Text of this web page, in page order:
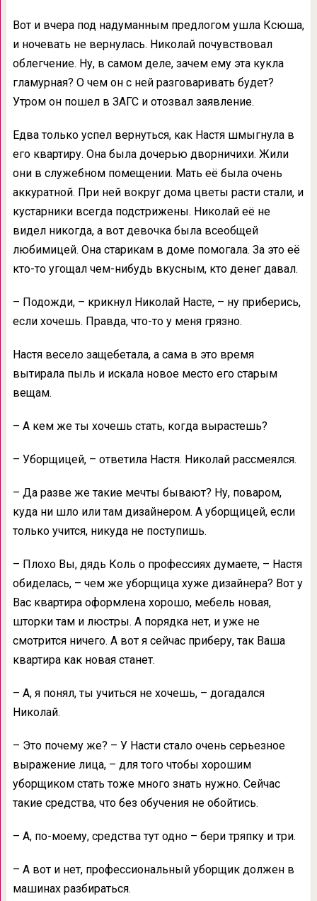
Вот и вчера под надуманным предлогом ушла Ксюша,
и ночевать не вернулась. Николай почувствовал
облегчение. Ну, в самом деле, зачем ему эта кукла
гламурная? О чем он с ней разговаривать будет?
Утром он пошел в ЗАГС и отозвал заявление.
Едва только успел вернуться, как Настя шмыгнула в
его квартиру. Она была дочерью дворничихи. Жили
они в служебном помещении. Мать её была очень
аккуратной. При ней вокруг дома цветы расти стали, и
кустарники всегда подстрижены. Николай её не
видел никогда, а вот девочка была всеобщей
любимицей. Она старикам в доме помогала. За это её
кто-то угощал чем-нибудь вкусным, кто денег давал.
– Подожди, – крикнул Николай Насте, – ну приберись,
если хочешь. Правда, что-то у меня грязно.
Настя весело защебетала, а сама в это время
вытирала пыль и искала новое место его старым
вещам.
– А кем же ты хочешь стать, когда вырастешь?
– Уборщицей, – ответила Настя. Николай рассмеялся.
– Да разве же такие мечты бывают? Ну, поваром,
куда ни шло или там дизайнером. А уборщицей, если
только учится, никуда не поступишь.
– Плохо Вы, дядь Коль о профессиях думаете, – Настя
обиделась, – чем же уборщица хуже дизайнера? Вот у
Вас квартира оформлена хорошо, мебель новая,
шторки там и люстры. А порядка нет, и уже не
смотрится ничего. А вот я сейчас приберу, так Ваша
квартира как новая станет.
– А, я понял, ты учиться не хочешь, – догадался
Николай.
– Это почему же? – У Насти стало очень серьезное
выражение лица, – для того чтобы хорошим
уборщиком стать тоже много знать нужно. Сейчас
такие средства, что без обучения не обойтись.
– А, по-моему, средства тут одно – бери тряпку и три.
– А вот и нет, профессиональный уборщик должен в
машинах разбираться.